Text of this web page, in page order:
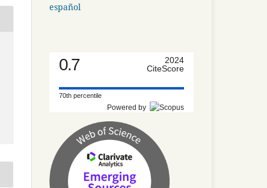
español
0.7
2024
CiteScore
70th percentile
Powered by